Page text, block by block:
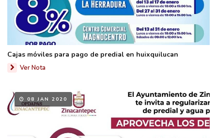
Cajas móviles para pago de predial en huixquilucan
Ver Nota
08 JAN 2020